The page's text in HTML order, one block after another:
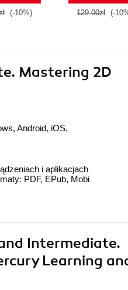
(-10%) 129.00zł (-
Mastering 2D
Android, iOS,
i aplikacjach
PDF, EPub, Mobi
Intermediate.
Learning